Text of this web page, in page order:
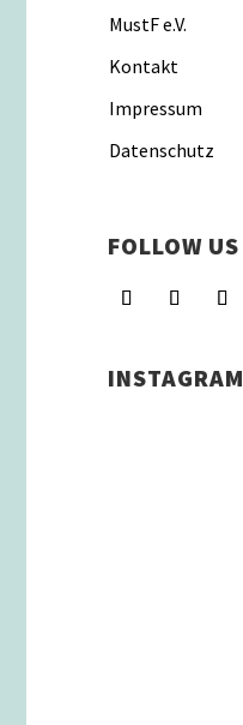
MustF e.V.
Kontakt
Impressum
Datenschutz
FOLLOW US
INSTAGRAM